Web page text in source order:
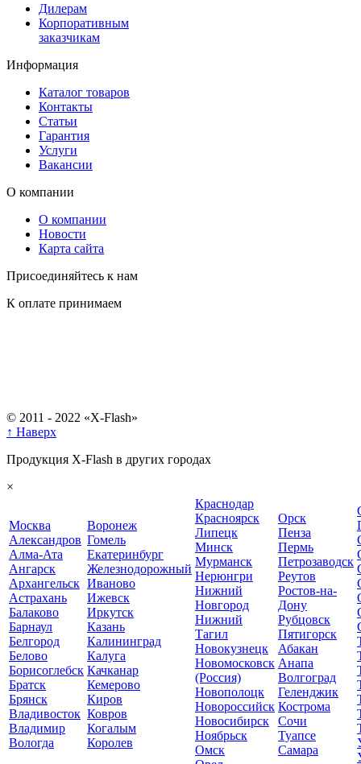
Дилерам
Корпоративным
заказчикам
Информация
Каталог товаров
Контакты
Статьи
Гарантия
Услуги
Вакансии
О компании
О компании
Новости
Карта сайта
Присоединяйтесь к нам
К оплате принимаем
© 2011 - 2022 «X-Flash»
↑ Наверх
Продукция X-Flash в других городах
×
Москва
Александров
Алма-Ата
Ангарск
Архангельск
Астрахань
Балаково
Барнаул
Белгород
Белово
Борисоглебск
Братск
Брянск
Владивосток
Владимир
Вологда
Воронеж
Гомель
Екатеринбург
Железнодорожный
Иваново
Ижевск
Иркутск
Казань
Калининград
Калуга
Качканар
Кемерово
Киров
Ковров
Когалым
Королев
Краснодар
Красноярск
Липецк
Минск
Мурманск
Нерюнгри
Нижний
Новгород
Нижний
Тагил
Новокузнецк
Новомосковск
(Россия)
Новополоцк
Новороссийск
Новосибирск
Ноябрьск
Омск
Орск
Пенза
Пермь
Петрозаводск
Реутов
Ростов-на-
Дону
Рубцовск
Пятигорск
Абакан
Анапа
Волгоград
Геленджик
Кострома
Сочи
Туапсе
Самара